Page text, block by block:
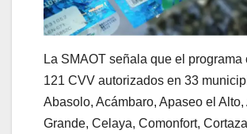
La SMAOT señala que el programa
121 CVV autorizados en 33
Abasolo, Acámbaro, Apaseo el Alto,
Grande, Celaya, Comonfort,